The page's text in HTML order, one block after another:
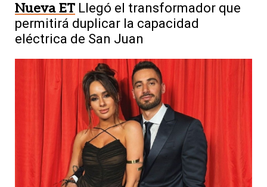
Nueva ET Llegó el transformador que
permitirá duplicar la capacidad
eléctrica de San Juan